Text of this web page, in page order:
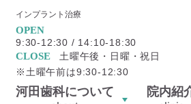
インプラント治療
OPEN
9:30-12:30 / 14:10-18:30
CLOSE
土曜午後・日曜・祝日
※土曜午前は9:30-12:30
河田歯科について 院内紹